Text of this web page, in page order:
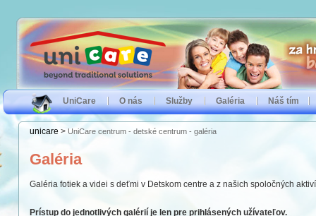
UniCare O nás Služby Galéria Náš tím
unicare > UniCare centrum - detské centrum - galéria
Galéria
Galéria fotiek a videi s deťmi v Detskom centre a z našich spoločných
Prístup do jednotlivých galérií je len pre prihlásených užívateľov.